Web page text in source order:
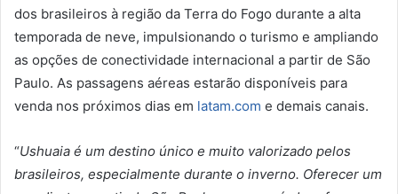
dos brasileiros à região da Terra do Fogo durante a alta
temporada de neve, impulsionando o turismo e ampliando
as opções de conectividade internacional a partir de São
Paulo. As passagens aéreas estarão disponíveis para
venda nos próximos dias em latam.com e demais canais.
“Ushuaia é um destino único e muito valorizado pelos
brasileiros, especialmente durante o inverno. Oferecer um